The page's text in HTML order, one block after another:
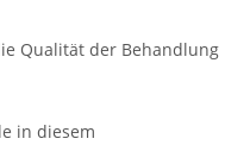
Qualität der Behandlung
in diesem